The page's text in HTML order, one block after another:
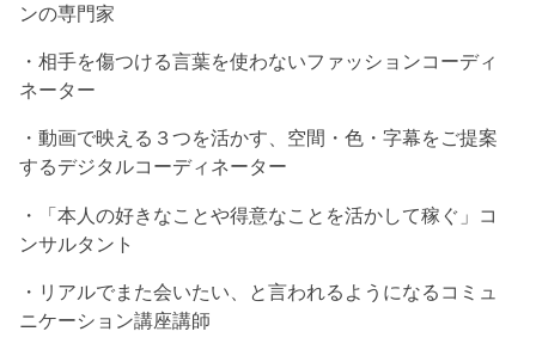
ンの専門家
・相手を傷つける言葉を使わないファッションコーディ
ネーター
・動画で映える３つを活かす、空間・色・字幕をご提案
するデジタルコーディネーター
・「本人の好きなことや得意なことを活かして稼ぐ」コ
ンサルタント
・リアルでまた会いたい、と言われるようになるコミュ
ニケーション講座講師